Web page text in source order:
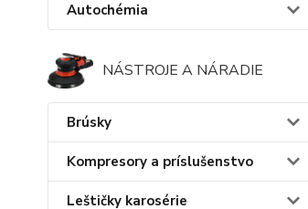
Autochémia
NÁSTROJE A NÁRADIE
Brúsky
Kompresory a príslušenstvo
Leštičky karosérie